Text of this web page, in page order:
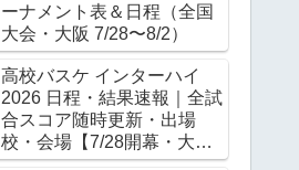
ーナメント表＆日程（全国
大会・大阪 7/28〜8/2）
高校バスケ インターハイ
2026 日程・結果速報｜全試
合スコア随時更新・出場
校・会場【7/28開幕・大
阪】